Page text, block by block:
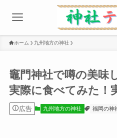
ホーム 九州地方の神社
竈門神社で噂の美味
実際に食べてみた！
広告 九州地方の神社 福岡の神